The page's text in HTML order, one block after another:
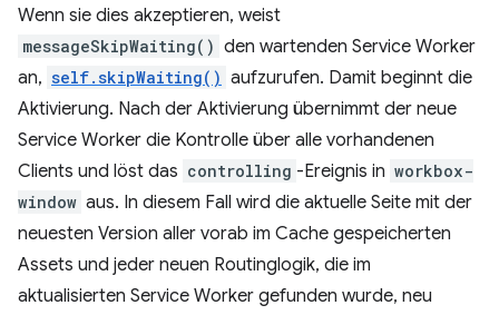
Wenn sie dies akzeptieren, weist
messageSkipWaiting() den wartenden Service Worker
an, self.skipWaiting() aufzurufen. Damit beginnt die
Aktivierung. Nach der Aktivierung übernimmt der neue
Service Worker die Kontrolle über alle vorhandenen
Clients und löst das controlling -Ereignis in workbox-
window aus. In diesem Fall wird die aktuelle Seite mit der
neuesten Version aller vorab im Cache gespeicherten
Assets und jeder neuen Routinglogik, die im
aktualisierten Service Worker gefunden wurde, neu